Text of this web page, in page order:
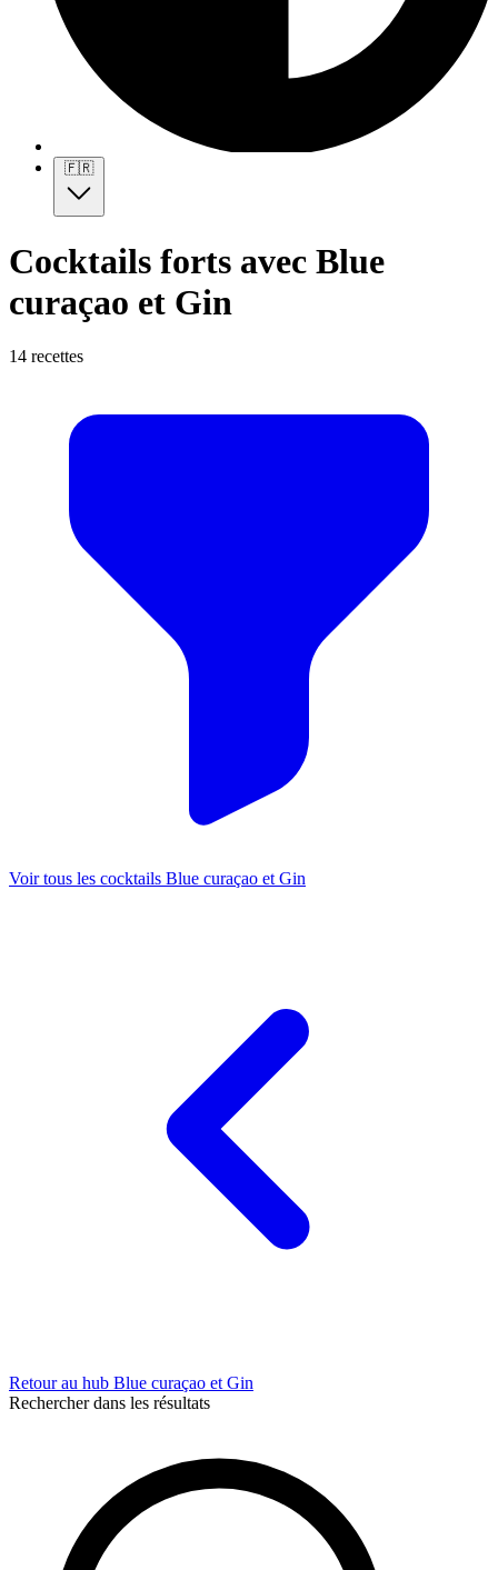
🇫🇷
Cocktails forts avec Blue
curaçao et Gin
14 recettes
Voir tous les cocktails Blue curaçao et Gin
Retour au hub Blue curaçao et Gin
Rechercher dans les résultats